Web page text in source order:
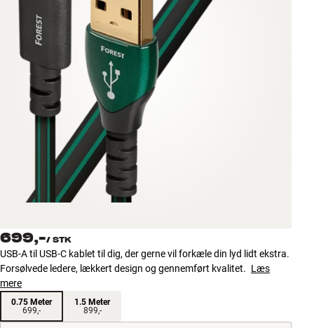
Tilbehør
INSPIRATION
MÆRKER
NYHEDER
TILBUD
Find Butik
Kundeservice
Kundeservice
Byg med Lyd
699,-/ STK
USB-A til USB-C kablet til dig, der gerne vil forkæle din lyd lidt ekstra.
Forsølvede ledere, lækkert design og gennemført kvalitet. Læs
mere
0.75 Meter
699,-
1.5 Meter
899,-